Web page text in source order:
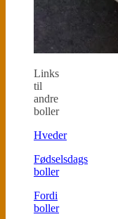
Links
til
andre
boller
Hveder
Fødselsdags
boller
Fordi
boller